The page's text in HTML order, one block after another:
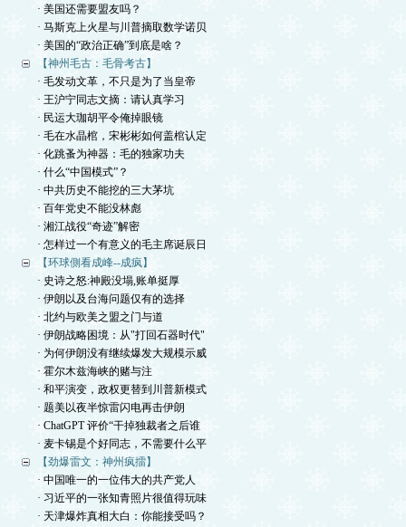
· 美国还需要盟友吗？
· 马斯克上火星与川普摘取数学诺贝
· 美国的“政治正确”到底是啥？
【神州毛古：毛骨考古】
· 毛发动文革，不只是为了当皇帝
· 王沪宁同志文摘：请认真学习
· 民运大珈胡平令俺掉眼镜
· 毛在水晶棺，宋彬彬如何盖棺认定
· 化跳蚤为神器：毛的独家功夫
· 什么“中国模式”？
· 中共历史不能挖的三大茅坑
· 百年党史不能没林彪
· 湘江战役“奇迹”解密
· 怎样过一个有意义的毛主席诞辰日
【环球側看成峰--成疯】
· 史诗之怒:神殿没塌,账单挺厚
· 伊朗以及台海问题仅有的选择
· 北约与欧美之盟之门与道
· 伊朗战略困境：从"打回石器时代"
· 为何伊朗没有继续爆发大规模示威
· 霍尔木兹海峡的赌与注
· 和平演变，政权更替到川普新模式
· 题美以夜半惊雷闪电再击伊朗
· ChatGPT 评价“干掉独裁者之后谁
· 麦卡锡是个好同志，不需要什么平
【劲爆雷文：神州疯擂】
· 中国唯一的一位伟大的共产党人
· 习近平的一张知青照片很值得玩味
· 天津爆炸真相大白：你能接受吗？